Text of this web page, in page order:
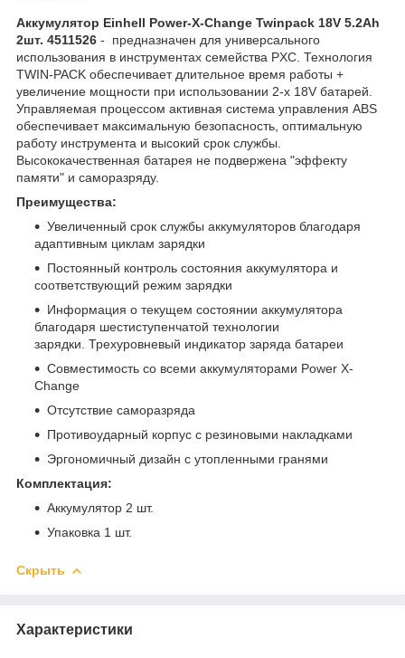
Аккумулятор Einhell Power-X-Change Twinpack 18V 5.2Ah
2шт. 4511526 - предназначен для универсального
использования в инструментах семейства PXC. Технология
TWIN-PACK обеспечивает длительное время работы +
увеличение мощности при использовании 2-х 18V батарей.
Управляемая процессом активная система управления АBS
обеспечивает максимальную безопасность, оптимальную
работу инструмента и высокий срок службы.
Высококачественная батарея не подвержена "эффекту
памяти" и саморазряду.
Преимущества:
Увеличенный срок службы аккумуляторов благодаря
адаптивным циклам зарядки
Постоянный контроль состояния аккумулятора и
соответствующий режим зарядки
Информация о текущем состоянии аккумулятора
благодаря шестиступенчатой технологии
зарядки. Трехуровневый индикатор заряда батареи
Совместимость со всеми аккумуляторами Power X-
Change
Отсутствие саморазряда
Противоударный корпус с резиновыми накладками
Эргономичный дизайн с утопленными гранями
Комплектация:
Аккумулятор 2 шт.
Упаковка 1 шт.
Скрыть
Характеристики